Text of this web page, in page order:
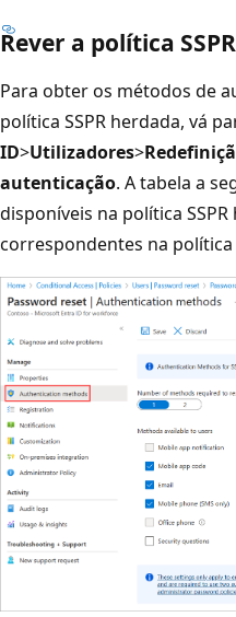
Rever a política
Para obter os métodos de
política SSPR herdada, vá
ID>Utilizadores>
autenticação. A tabela a
disponíveis na política
correspondentes na